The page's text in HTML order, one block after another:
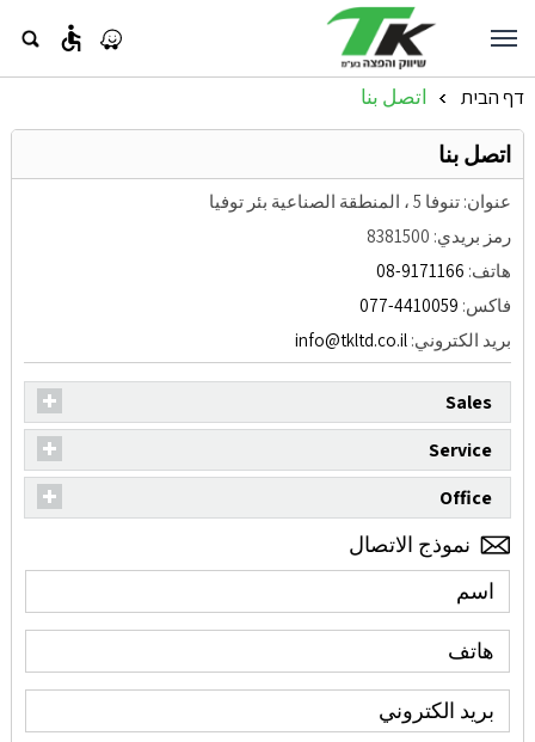
accessible
דף הבית » اتصل بنا
اتصل بنا
عنوان: تنوفا 5 ، المنطقة الصناعية بئر توفيا
رمز بريدي: 8381500
هاتف: 08-9171166
فاكس: 077-4410059
بريد الكتروني: info@tkltd.co.il
Sales
Service
Office
نموذج الاتصال